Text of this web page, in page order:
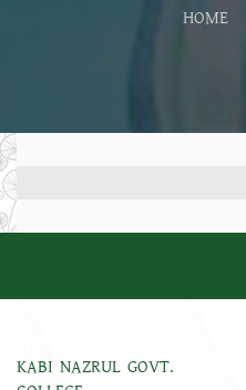
HOME
KABI NAZRUL GOVT.